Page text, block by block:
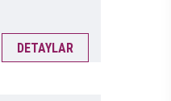
DETAYLAR